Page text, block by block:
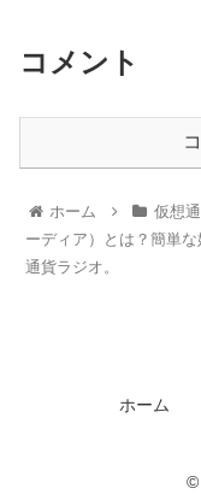
コメント
ホーム 仮想
ーディア）とは？簡単
通貨ラジオ。
ホーム
©